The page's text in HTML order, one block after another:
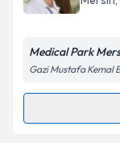
Kişisel
Metni'ni
Medical Park
Gazi Mustafa Kemal
Randevu